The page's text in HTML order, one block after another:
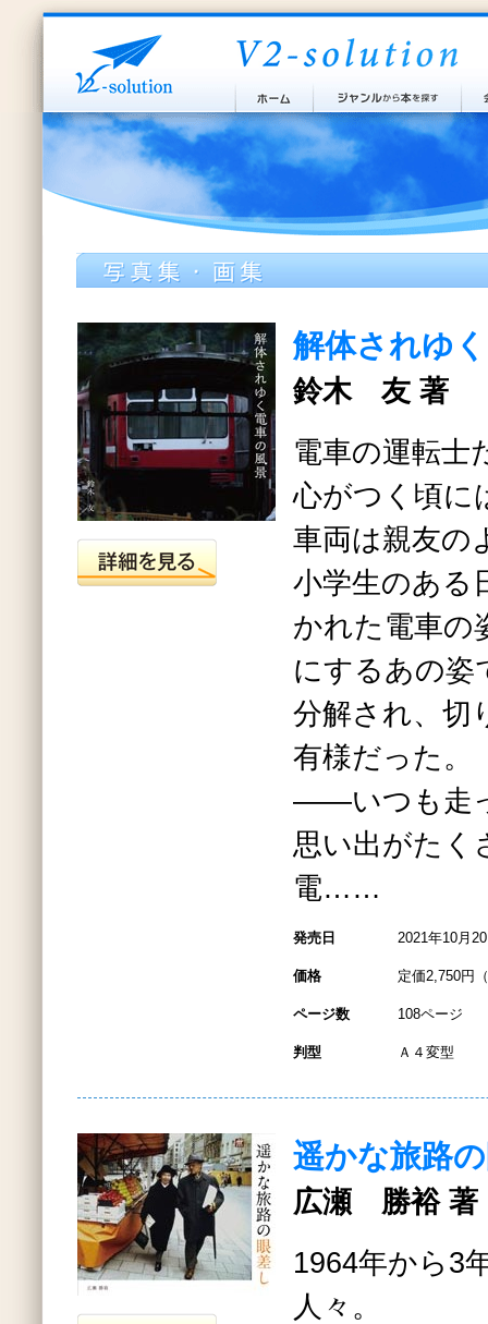
解体されゆ
鈴木 友 著
電車の運転士
心がつく頃に
車両は親友の
小学生のある
かれた電車の
にするあの姿
分解され、切
有様だった。
――いつも走
思い出がたく
電……
発売日 2021年10月
価格 定価2,750円
ページ数 108ページ
判型 Ａ４変型
遥かな旅路
広瀬 勝裕 著
1964年から3
人々。